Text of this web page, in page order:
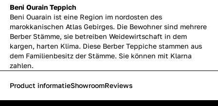
Beni Ourain Teppich
Beni Ouarain ist eine Region im nordosten des
marokkanischen Atlas Gebirges. Die Bewohner sind mehrere
Berber Stämme, sie betreiben Weidewirtschaft in dem
kargen, harten Klima. Diese Berber Teppiche stammen aus
dem Familienbesitz der Stämme. Sie können mit Klarna
zahlen.
Product informatieShowroomReviews